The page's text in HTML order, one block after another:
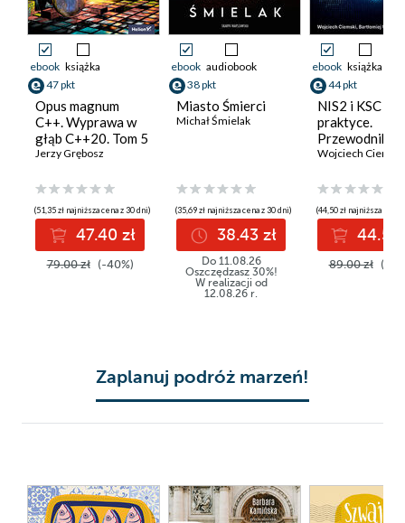
ebook książka
47 pkt
Opus magnum
C++. Wyprawa w
głąb C++20. Tom 5
Jerzy Grębosz
(51,35 zł najniższa cena z 30 dni)
47.40 zł
79.00 zł (-40%)
ebook audiobook
38 pkt
Miasto Śmierci
Michał Śmielak
(35,69 zł najniższa cena z 30 dni)
38.43 zł
Do 11.08.26
Oszczędzasz 30%!
W realizacji od
12.08.26 r.
ebook książka
44 pkt
NIS2 i KSC w
praktyce.
Przewodnik
wdrożeniowy
Wojciech Ciemski
(44,50 zł najniższa cena
44.50
89.00 zł (-
Zaplanuj podróż marzeń!